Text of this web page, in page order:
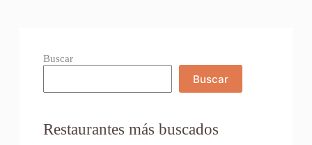
Buscar
Buscar
Restaurantes más buscados